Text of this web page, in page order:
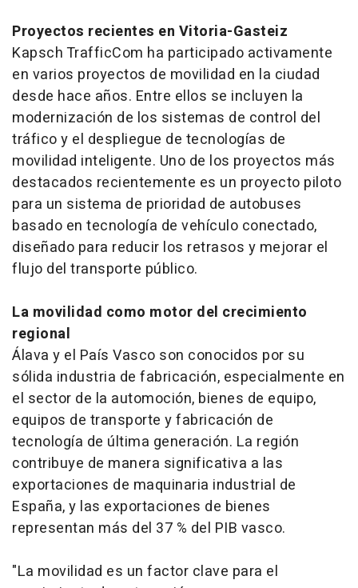
Proyectos recientes en Vitoria-Gasteiz
Kapsch TrafficCom ha participado activamente
en varios proyectos de movilidad en la ciudad
desde hace años. Entre ellos se incluyen la
modernización de los sistemas de control del
tráfico y el despliegue de tecnologías de
movilidad inteligente. Uno de los proyectos más
destacados recientemente es un proyecto piloto
para un sistema de prioridad de autobuses
basado en tecnología de vehículo conectado,
diseñado para reducir los retrasos y mejorar el
flujo del transporte público.
La movilidad como motor del crecimiento
regional
Álava y el País Vasco son conocidos por su
sólida industria de fabricación, especialmente en
el sector de la automoción, bienes de equipo,
equipos de transporte y fabricación de
tecnología de última generación. La región
contribuye de manera significativa a las
exportaciones de maquinaria industrial de
España, y las exportaciones de bienes
representan más del 37 % del PIB vasco.
"La movilidad es un factor clave para el